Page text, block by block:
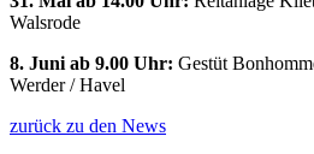
Walsrode
8. Juni ab 9.00 Uhr: Gestüt
Werder / Havel
zurück zu den News